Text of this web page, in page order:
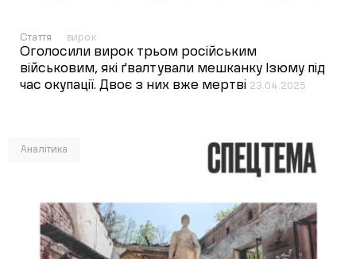
Стаття вирок
Оголосили вирок трьом російським
військовим, які ґвалтували мешканку Ізюму під
час окупації. Двоє з них вже мертві 23.04.2025
Аналітика